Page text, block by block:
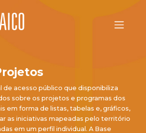
de acesso público que disponibiliza
sobre os projetos e programas dos
em forma de listas, tabelas e, gráficos,
as iniciativas mapeadas pelo território
em um perfil individual. A Base